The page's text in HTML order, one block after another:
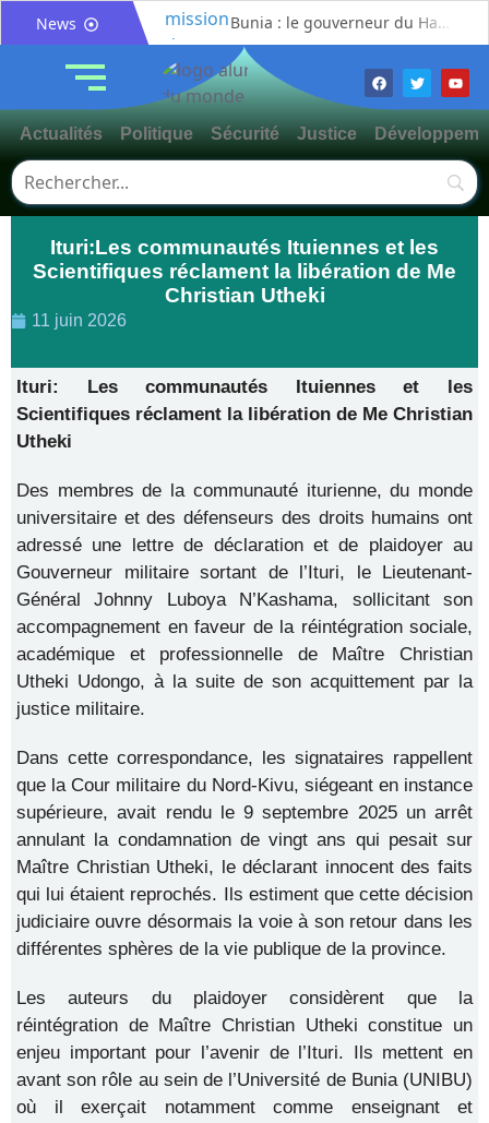
News
Bunia : le gouverneur du Haut-Uélé, Jean Bakomito Gambu, en mission de travail pour renforcer la coordination sécuritaire et sanitaire avec l’Ituri
Bunia : l’AIDAC-ASBL organise une prière d’action de grâce en l’honneur des finalistes musulmans admis à l’Examen d’État édition 2026
Ituri : un centre de traitement Ebola de plus de 100 lits ouvre ses portes pour renforcer la riposte
Ituri / Riposte contre Ebola : World Vision forme 50 leaders religieux à Bunia pour transformer la foi en actions contre Ebola
Djugu : l’ASADS et ALCAM sensibilisent près de 300 déplacés de Plaine Savo sur la protection des enfants et la cohésion sociale
Météo : une journée partiellement ensoleillée avec un risque d’orages ce vendredi à Bunia
Nord-Kivu : la MONUSCO évacue deux rescapés d’un crash aérien et rapatrie le corps d’une victime à Beni
Actualités Politique Sécurité Justice
Ituri:Les communautés Ituiennes et les
Scientifiques réclament la libération de Me
Christian Utheki
11 juin 2026
Ituri: Les communautés Ituiennes et les
Scientifiques réclament la libération de Me Christian
Utheki
Des membres de la communauté iturienne, du monde
universitaire et des défenseurs des droits humains ont
adressé une lettre de déclaration et de plaidoyer au
Gouverneur militaire sortant de l’Ituri, le Lieutenant-
Général Johnny Luboya N’Kashama, sollicitant son
accompagnement en faveur de la réintégration sociale,
académique et professionnelle de Maître Christian
Utheki Udongo, à la suite de son acquittement par la
justice militaire.
Dans cette correspondance, les signataires rappellent
que la Cour militaire du Nord-Kivu, siégeant en instance
supérieure, avait rendu le 9 septembre 2025 un arrêt
annulant la condamnation de vingt ans qui pesait sur
Maître Christian Utheki, le déclarant innocent des faits
qui lui étaient reprochés. Ils estiment que cette décision
judiciaire ouvre désormais la voie à son retour dans les
différentes sphères de la vie publique de la province.
Les auteurs du plaidoyer considèrent que la
réintégration de Maître Christian Utheki constitue un
enjeu important pour l’avenir de l’Ituri. Ils mettent en
avant son rôle au sein de l’Université de Bunia (UNIBU)
où il exerçait notamment comme enseignant et